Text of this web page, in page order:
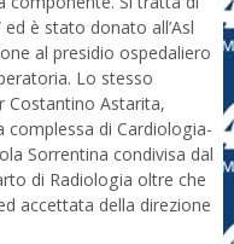
è stato donato all’Asl
al presidio ospedaliero
Lo stesso
Costantino Astarita,
complessa di Cardiologia-
Sorrentina condivisa dal
di Radiologia oltre che
accettata della direzione